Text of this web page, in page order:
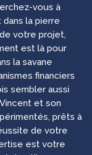
vous à
la pierre
votre projet,
est là pour
la savane
financiers
sembler aussi
et son
prêts à
de votre
est votre